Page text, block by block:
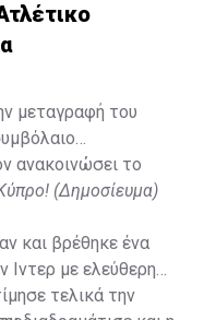
μεταγραφή του
ανακοινώσει το
(Δημοσίευμα)
και βρέθηκε ένα
Ιντερ με ελεύθερη
τελικά την